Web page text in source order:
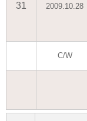
31 2009.10.28
C/W